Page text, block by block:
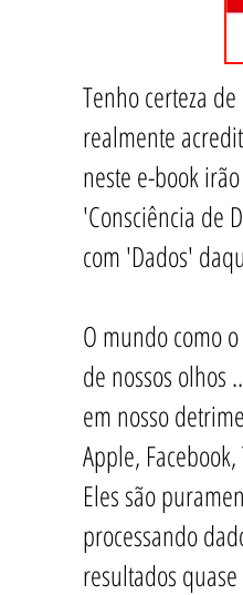
Tenho certeza
realmente
neste e-book
'Consciência de
com 'Dados'
O mundo como
de nossos olhos
em nosso
Apple,
Eles são
processando
resultados